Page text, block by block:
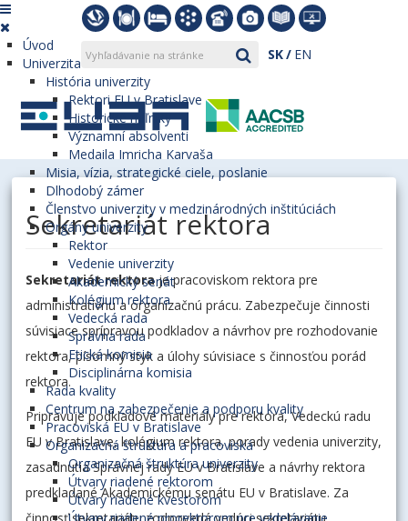
SK EN
Úvod
Univerzita
História univerzity
Rektori EU v Bratislave
Historické míľniky
Významní absolventi
Medaila Imricha Karvaša
Misia, vízia, strategické ciele, poslanie
Dlhodobý zámer
Členstvo univerzity v medzinárodných inštitúciách
Orgány univerzity
Rektor
Vedenie univerzity
Akademický senát
Kolégium rektora
Vedecká rada
Správna rada
Etická komisia
Disciplinárna komisia
Rada kvality
Centrum na zabezpečenie a podporu kvality
Pracoviská EU v Bratislave
Organizačná štruktúra a pracoviská
Organizačná štruktúra univerzity
Útvary riadené rektorom
Útvary riadené kvestorom
Sekretariát rektora
Sekretariát rektoraje pracoviskom rektora pre
administratívnu a organizačnú prácu. Zabezpečuje činnosti
súvisiace sprípravou podkladov a návrhov pre rozhodovanie
rektora, písomný styk a úlohy súvisiace s činnosťou porád
rektora.
Pripravuje podkladové materiály pre rektora, Vedeckú radu
EU v Bratislave, kolégium rektora, porady vedenia univerzity,
zasadnutia Správnej rady EU v Bratislave a návrhy rektora
predkladané Akademickému senátu EU v Bratislave. Za